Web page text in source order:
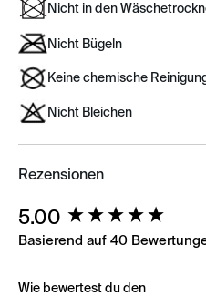
Nicht in den
Nicht Bügeln
Keine chemische
Nicht Bleichen
Rezensionen
5.00
Basierend auf 40
Wie bewertest du den
New content loaded